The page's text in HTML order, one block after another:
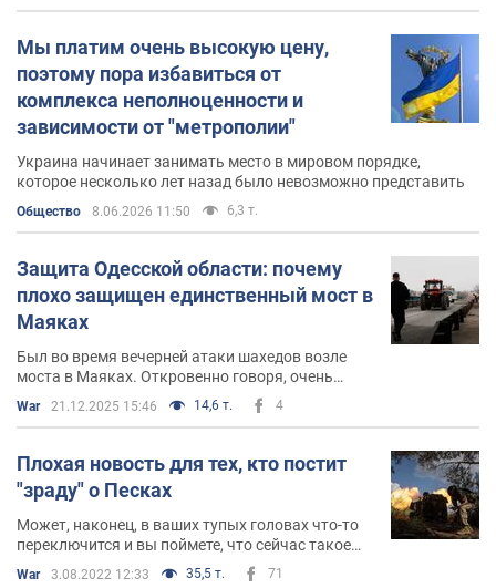
Кроме авторского блога наOBOZREVATEL, публикации
Романа Доника можно найти на следующих ресурсах:
Фейсбук: на страницу Романа Доника в
Facebookподписано свыше 63 тысяч человек. В
ФБДоник регулярно сообщает о нуждах
украинской армии и просит помощи в закупке
для волонтерских поставок.
Твиттер: за аккаунтом Романа Доника в
Ютуб
: волонтер также регулярно размещает
свежие видео на своем канале на
YouTube.
Мы платим очень высокую цену,
поэтому пора избавиться от
комплекса неполноценности и
зависимости от "метрополии"
Украина начинает занимать место в мировом порядке,
которое несколько лет назад было невозможно представить
Общество 8.06.2026 11:50 6,3 т.
Защита Одесской области: почему
плохо защищен единственный мост в
Маяках
Был во время вечерней атаки шахедов возле
моста в Маяках. Откровенно говоря, очень
War 21.12.2025 15:46 14,6 т. 4
Плохая новость для тех, кто постит
"зраду" о Песках
Может, наконец, в ваших тупых головах что-то
переключится и вы поймете, что сейчас такое
War 3.08.2022 12:33 35,5 т. 71